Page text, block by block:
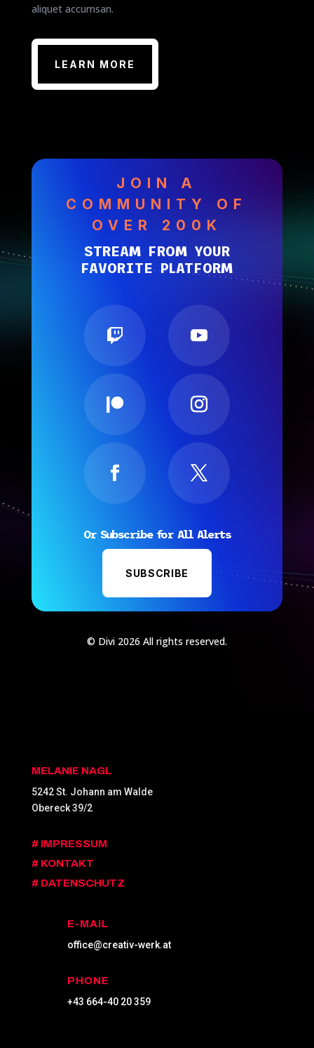
aliquet accumsan.
LEARN MORE
JOIN A
COMMUNITY OF
OVER 200K
STREAM FROM YOUR
FAVORITE PLATFORM
Or Subscribe for All Alerts
SUBSCRIBE
© Divi 2026 All rights reserved.
MELANIE NAGL
5242 St. Johann am Walde
Obereck 39/2
# IMPRESSUM
# KONTAKT
# DATENSCHUTZ
E-MAIL
office@creativ-werk.at
PHONE
+43 664-40 20 359